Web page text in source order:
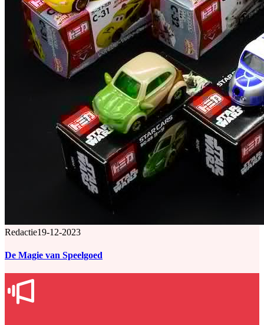
Redactie19-12-2023
De Magie van Speelgoed